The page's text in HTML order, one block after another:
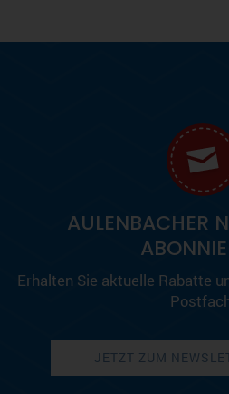
AULENBACHER
Erhalten Sie aktuelle Rabatte
JETZT ZUM